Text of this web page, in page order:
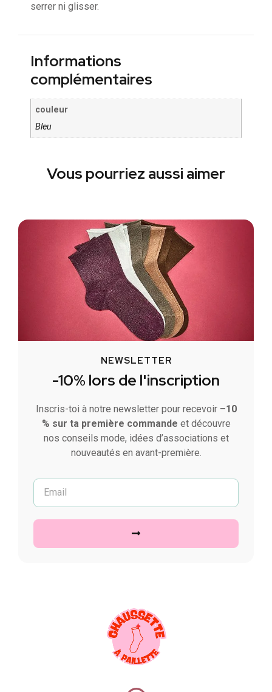
serrer ni glisser.
Informations
complémentaires
couleur
Bleu
Vous pourriez aussi aimer
NEWSLETTER
-10% lors de l'inscription
Inscris-toi à notre newsletter pour recevoir –10
% sur ta première commande et découvre
nos conseils mode, idées d’associations et
nouveautés en avant-première.